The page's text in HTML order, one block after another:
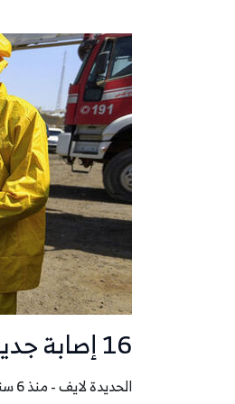
16 إصابة جديدة بكورونا في اليمن بينها 6 وفيات أغلبها في تعز
الحديدة لايف - منذ 6 سنوات